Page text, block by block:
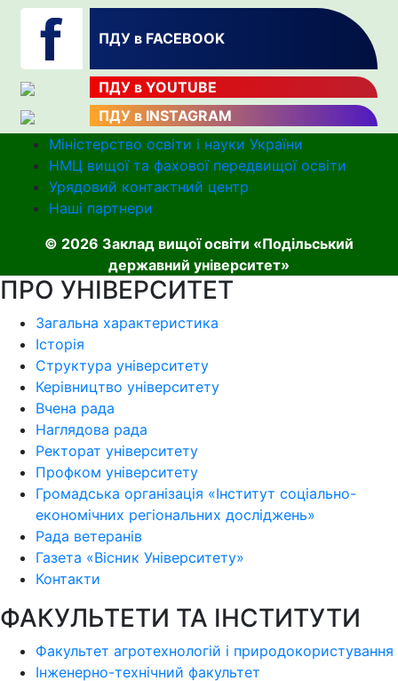
ПДУ в FACEBOOK
ПДУ в YOUTUBE
ПДУ в INSTAGRAM
Міністерство освіти і науки України
НМЦ вищої та фахової передвищої освіти
Урядовий контактний центр
Наші партнери
© 2026 Заклад вищої освіти «Подільський
державний університет»
ПРО УНІВЕРСИТЕТ
Загальна характеристика
Історія
Структура університету
Керівництво університету
Вчена рада
Наглядова рада
Ректорат університету
Профком університету
Громадська організація «Інститут соціально-
економічних регіональних досліджень»
Рада ветеранів
Газета «Вісник Університету»
Контакти
ФАКУЛЬТЕТИ ТА ІНСТИТУТИ
Факультет агротехнологій і природокористування
Інженерно-технічний факультет